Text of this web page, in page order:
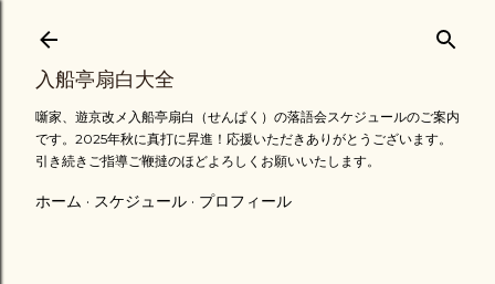
スキップしてメイン コンテンツに移動
入船亭扇白大全
噺家、遊京改メ入船亭扇白（せんぱく）の落語会スケジュールのご案内
です。2025年秋に真打に昇進！応援いただきありがとうございます。
引き続きご指導ご鞭撻のほどよろしくお願いいたします。
ホーム スケジュール プロフィール